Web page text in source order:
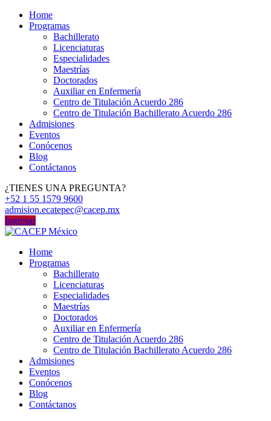
Home
Programas
Bachillerato
Licenciaturas
Especialidades
Maestrías
Doctorados
Auxiliar en Enfermería
Centro de Titulación Acuerdo 286
Centro de Titulación Bachillerato Acuerdo 286
Admisiones
Eventos
Conócenos
Blog
Contáctanos
¿TIENES UNA PREGUNTA?
+52 1 55 1579 9600
admision.ecatepec@cacep.mx
Ingresar
Home
Programas
Bachillerato
Licenciaturas
Especialidades
Maestrías
Doctorados
Auxiliar en Enfermería
Centro de Titulación Acuerdo 286
Centro de Titulación Bachillerato Acuerdo 286
Admisiones
Eventos
Conócenos
Blog
Contáctanos